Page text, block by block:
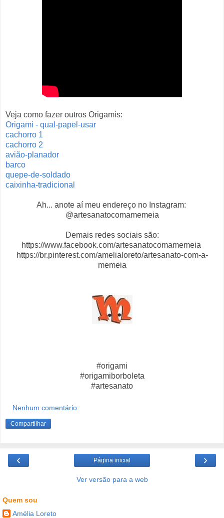
Veja como fazer outros Origamis:
Origami - qual-papel-usar
cachorro 1
cachorro 2
avião-planador
barco
quepe-de-soldado
caixinha-tradicional
Ah... anote aí meu endereço no Instagram:
@artesanatocomamemeia
Demais redes sociais são:
https://www.facebook.com/artesanatocomamemeia
https://br.pinterest.com/amelialoreto/artesanato-com-a-
memeia
#origami
#origamiborboleta
#artesanato
Nenhum comentário:
Compartilhar
‹ ›
Página inicial
Ver versão para a web
Quem sou
Amélia Loreto